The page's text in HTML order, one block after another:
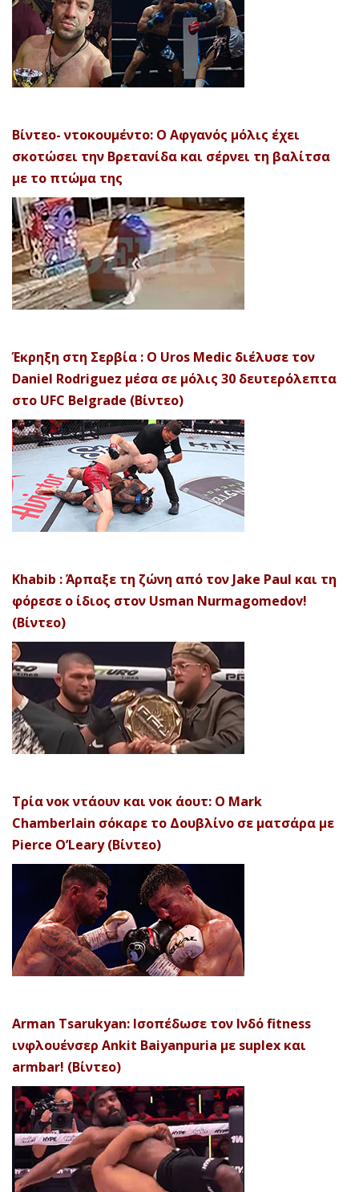
Βίντεο- ντοκουμέντο: Ο Αφγανός μόλις έχει
σκοτώσει την Βρετανίδα και σέρνει τη βαλίτσα
με το πτώμα της
Έκρηξη στη Σερβία : Ο Uros Medic διέλυσε τον
Daniel Rodriguez μέσα σε μόλις 30 δευτερόλεπτα
στο UFC Belgrade (Βίντεο)
Khabib : Άρπαξε τη ζώνη από τον Jake Paul και τη
φόρεσε ο ίδιος στον Usman Nurmagomedov!
(Βίντεο)
Τρία νοκ ντάουν και νοκ άουτ: Ο Mark
Chamberlain σόκαρε το Δουβλίνο σε ματσάρα με
Pierce O’Leary (Βίντεο)
Arman Tsarukyan: Ισοπέδωσε τον Ινδό fitness
ινφλουένσερ Ankit Baiyanpuria με suplex και
armbar! (Βίντεο)